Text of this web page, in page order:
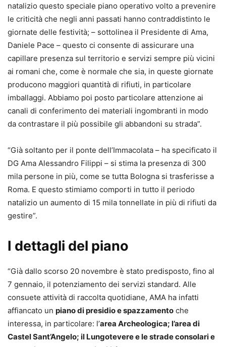
natalizio questo speciale piano operativo volto a prevenire
le criticità che negli anni passati hanno contraddistinto le
giornate delle festività; – sottolinea il Presidente di Ama,
Daniele Pace – questo ci consente di assicurare una
capillare presenza sul territorio e servizi sempre più vicini
ai romani che, come è normale che sia, in queste giornate
producono maggiori quantità di rifiuti, in particolare
imballaggi. Abbiamo poi posto particolare attenzione ai
canali di conferimento dei materiali ingombranti in modo
da contrastare il più possibile gli abbandoni su strada”.
“Già soltanto per il ponte dell’Immacolata – ha specificato il
DG Ama Alessandro Filippi – si stima la presenza di 300
mila persone in più, come se tutta Bologna si trasferisse a
Roma. E questo stimiamo comporti in tutto il periodo
natalizio un aumento di 15 mila tonnellate in più di rifiuti da
gestire”.
I dettagli del piano
“Già dallo scorso 20 novembre è stato predisposto, fino al
7 gennaio, il potenziamento dei servizi standard. Alle
consuete attività di raccolta quotidiane, AMA ha infatti
affiancato un piano di presidio e spazzamento che
interessa, in particolare: l’area Archeologica; l’area di
Castel Sant’Angelo; il Lungotevere e le strade consolari e